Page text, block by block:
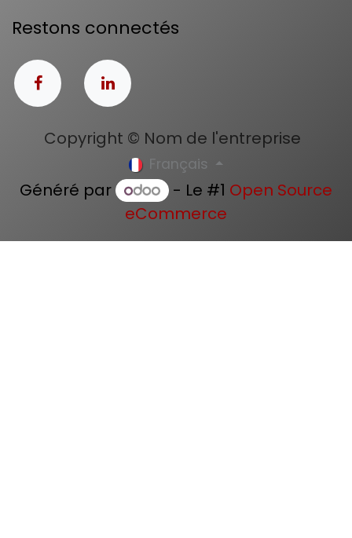
Restons connectés
Copyright © Nom de l'entreprise
Français
Généré par - Le #1 Open Source
eCommerce